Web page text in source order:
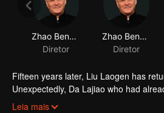
Zhao Benshan
Diretor
Zhao Benshan
Diretor
Fifteen years later, Liu Laogen has
Unexpectedly, Da Lajiao who had
arrange a place in the villa. Liu
Leia mais